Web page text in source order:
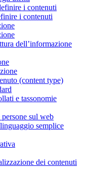
i contenuti
i contenuti
dell’informazione
(content type)
e tassonomie
sul web
semplice
dei contenuti